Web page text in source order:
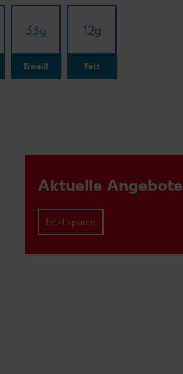
33g
Eiweiß
12g
Fett
Aktuelle Angebote
Jetzt sparen